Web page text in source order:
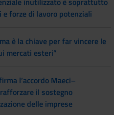
forze di lavoro potenziali
è la chiave per far vincere le
mercati esteri”
l’accordo Maeci–
il sostegno
delle imprese